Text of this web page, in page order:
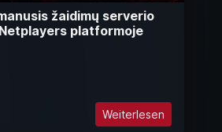
žaidimų serverio
platformoje
Weiterlesen